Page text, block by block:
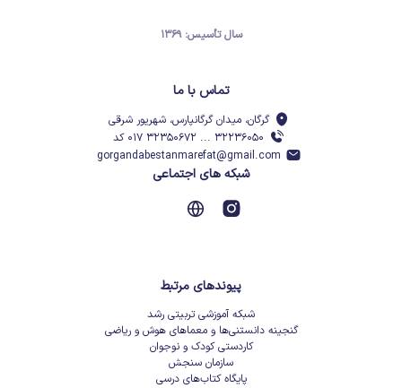
سال تأسیس: ۱۳۶۹
تماس با ما
گرگان، میدان گرگانپارس، شهریور شرقی
۳۲۲۳۶۰۵۰ ... ۳۲۳۵۰۶۷۲ ۰۱۷ کد
gorgandabestanmarefat@gmail.com
شبکه های اجتماعی
پیوندهای مرتبط
شبکه آموزشی تربیتی رشد
گنجینه دانستنی‌ها و معماهای هوش و ریاضی
کاردستی کودک و نوجوان
سازمان سنجش
پایگاه کتاب‌های درسی